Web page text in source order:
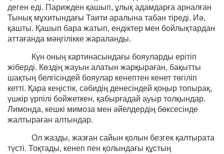
деген еді. Парижден қашып, ұлық адамдарға арналған
Тынық мұхитындағы Таити аралына табан тіреді. Иә,
қашты. Қашып бара жатып, ендіктер мен бойлықтардан
аттағанда мәңгілікке жараланды.
Күн оның картинасындағы бояуларды ерітіп
жіберді. Көздің жауын алатын жарқыраған, бақытты
шақтың белгісіндей бояулар кенептен кенет төгіліп
кетті. Қара кеңістік, сәбидің денесіндей қоңыр топырақ,
үшкір үрпілі бойжеткен, қабырғадай ауыр толқындар.
Лимонда, кешкі мимоза мен әйелдердің бөксесінде
жалтыраған алтындар.
Ол жазды, жазған сайын қолын безгек қалтырата
түсті. Тоқтады, кенеп пен қолындағы құстың